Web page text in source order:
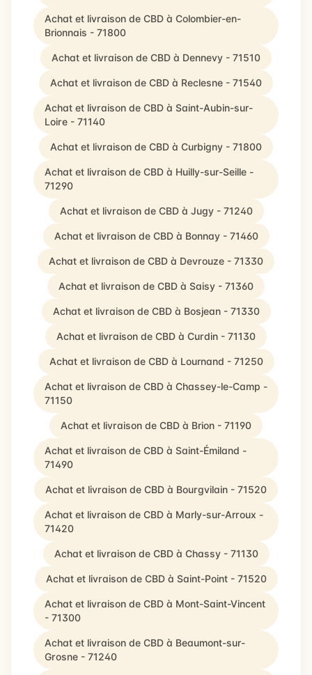
Achat et livraison de CBD à Colombier-en-
Brionnais - 71800
Achat et livraison de CBD à Dennevy - 71510
Achat et livraison de CBD à Reclesne - 71540
Achat et livraison de CBD à Saint-Aubin-sur-
Loire - 71140
Achat et livraison de CBD à Curbigny - 71800
Achat et livraison de CBD à Huilly-sur-Seille -
71290
Achat et livraison de CBD à Jugy - 71240
Achat et livraison de CBD à Bonnay - 71460
Achat et livraison de CBD à Devrouze - 71330
Achat et livraison de CBD à Saisy - 71360
Achat et livraison de CBD à Bosjean - 71330
Achat et livraison de CBD à Curdin - 71130
Achat et livraison de CBD à Lournand - 71250
Achat et livraison de CBD à Chassey-le-Camp -
71150
Achat et livraison de CBD à Brion - 71190
Achat et livraison de CBD à Saint-Émiland -
71490
Achat et livraison de CBD à Bourgvilain - 71520
Achat et livraison de CBD à Marly-sur-Arroux -
71420
Achat et livraison de CBD à Chassy - 71130
Achat et livraison de CBD à Saint-Point - 71520
Achat et livraison de CBD à Mont-Saint-Vincent
- 71300
Achat et livraison de CBD à Beaumont-sur-
Grosne - 71240